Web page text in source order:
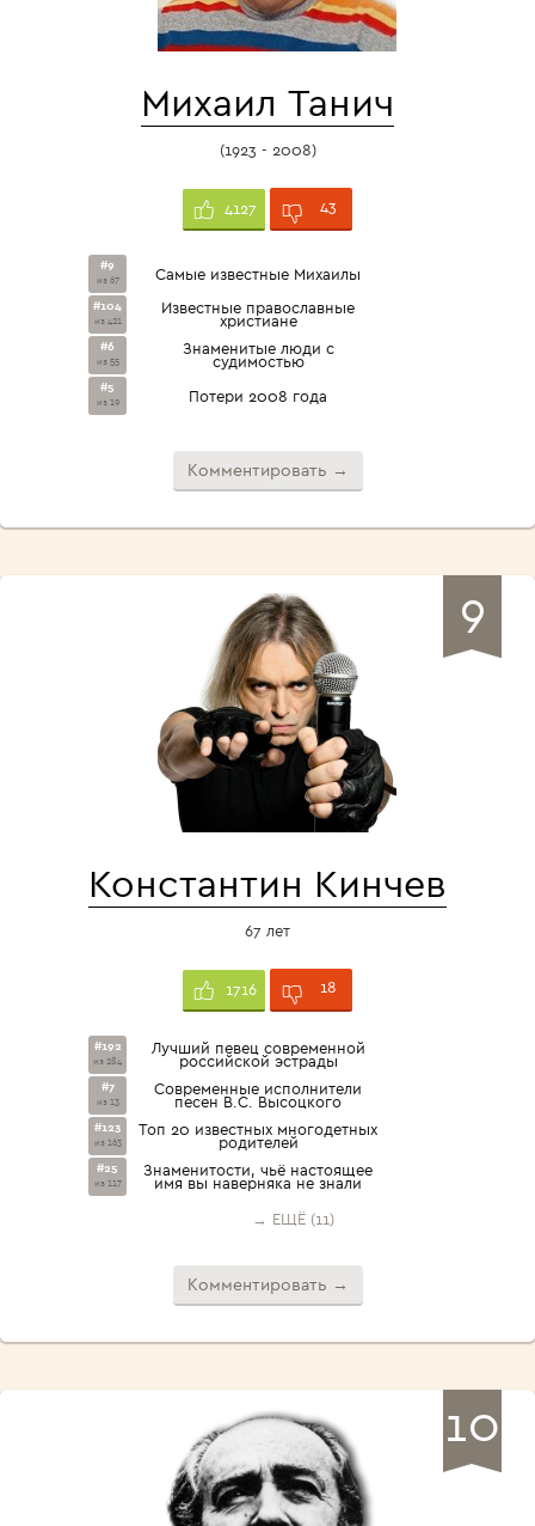
Михаил Танич
(1923 - 2008)
4127 43
#9
из 67 Самые известные Михаилы
#104
из 421
Известные православные
христиане
#6
из 55
Знаменитые люди с
судимостью
#5
из 19 Потери 2008 года
Комментировать →
9
Константин Кинчев
67 лет
1716 18
#192
из 284
Лучший певец современной
российской эстрады
#7
из 13
Современные исполнители
песен В.С. Высоцкого
#123
из 163
Топ 20 известных многодетных
родителей
#25
из 117
Знаменитости, чьё настоящее
имя вы наверняка не знали
→ ЕЩЁ (11)
Комментировать →
10